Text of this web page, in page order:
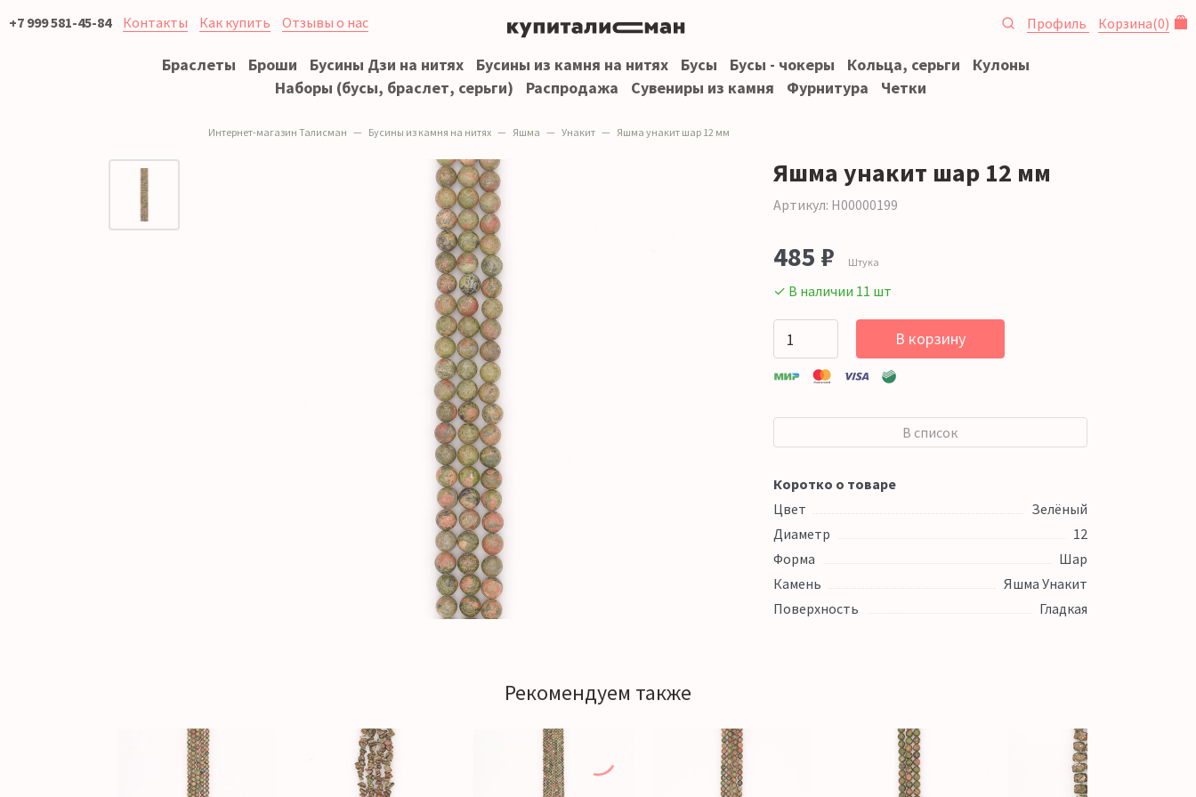
+7 999 581-45-84 Контакты Как купить Отзывы о нас Профиль Корзина(0)
Браслеты Броши Бусины Дзи на нитях Бусины из камня на нитях Бусы Бусы - чокеры Кольца, серьги
Кулоны
Наборы (бусы, браслет, серьги)
Распродажа Сувениры из камня Фурнитура Четки
Интернет-магазин Талисман Бусины из камня на нитях Яшма Унакит Яшма унакит шар 12 мм
Яшма унакит шар 12 мм
Артикул: Н00000199
485 ₽ Штука
✓ В наличии 11 шт
В корзину
В список
Коротко о товаре
Цвет
Зелёный
Диаметр
12
Форма
Шар
Камень
Яшма Унакит
Поверхность
Гладкая
Рекомендуем также